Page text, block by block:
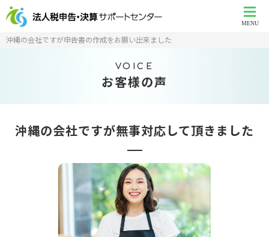
MENU
沖縄の会社ですが申告書の作成をお願い出来ました
VOICE
お客様の声
沖縄の会社ですが無事対応して頂きました